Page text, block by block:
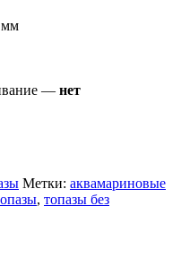
мм
— нет
Метки: аквамариновые
, топазы без